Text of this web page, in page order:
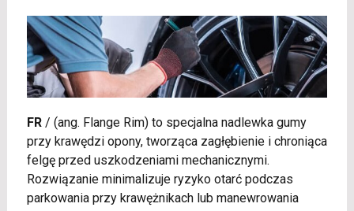
FR/ (ang. Flange Rim) to specjalna nadlewka gumy
przy krawędzi opony, tworząca zagłębienie i chroniąca
felgę przed uszkodzeniami mechanicznymi.
Rozwiązanie minimalizuje ryzyko otarć podczas
parkowania przy krawężnikach lub manewrowania